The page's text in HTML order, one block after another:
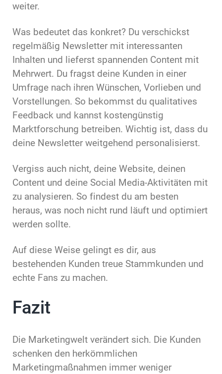
weiter.
Was bedeutet das konkret? Du verschickst
regelmäßig Newsletter mit interessanten
Inhalten und lieferst spannenden Content mit
Mehrwert. Du fragst deine Kunden in einer
Umfrage nach ihren Wünschen, Vorlieben und
Vorstellungen. So bekommst du qualitatives
Feedback und kannst kostengünstig
Marktforschung betreiben. Wichtig ist, dass du
deine Newsletter weitgehend personalisierst.
Vergiss auch nicht, deine Website, deinen
Content und deine Social Media-Aktivitäten mit
zu analysieren. So findest du am besten
heraus, was noch nicht rund läuft und optimiert
werden sollte.
Auf diese Weise gelingt es dir, aus
bestehenden Kunden treue Stammkunden und
echte Fans zu machen.
Fazit
Die Marketingwelt verändert sich. Die Kunden
schenken den herkömmlichen
Marketingmaßnahmen immer weniger